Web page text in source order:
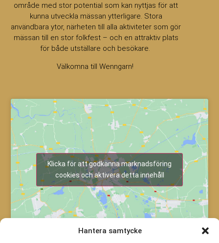
Hantera samtycke
område med stor potential som kan nyttjas för att
kunna utveckla mässan ytterligare. Stora
användbara ytor, närheten till alla aktiviteter som gör
mässan till en stor folkfest – och en attraktiv plats
för både utställare och besökare.
Välkomna till Wenngarn!
Klicka för att godkänna marknadsföring
cookies och aktivera detta innehåll